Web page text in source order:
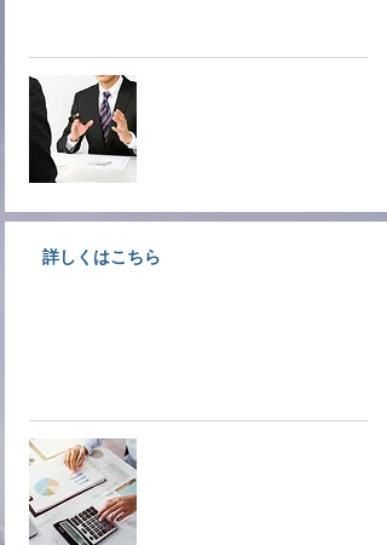
詳しくはこちら